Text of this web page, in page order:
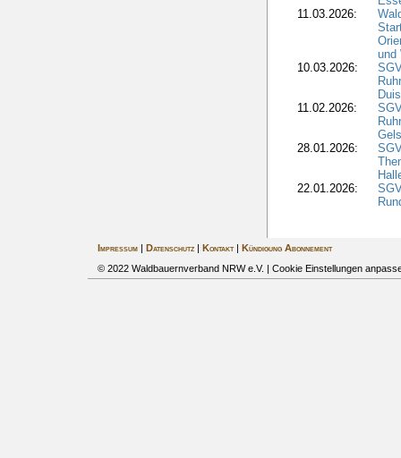
11.03.2026:
und
10.03.2026:
11.02.2026:
28.01.2026:
22.01.2026:
Impressum| Datenschutz| Kontakt|
Kündigung Abonnement
© 2022 Waldbauernverband NRW e.V. | Cookie Einstellungen